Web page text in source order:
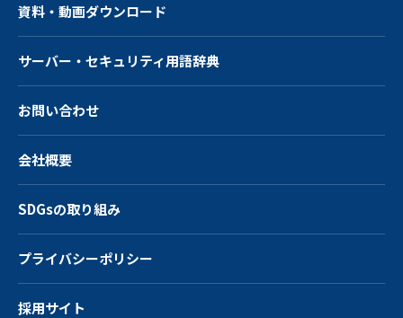
資料・動画ダウンロード
サーバー・ セキュリティ用語辞典
お問い合わせ
会社概要
SDGsの取り組み
プライバシーポリシー
採用サイト